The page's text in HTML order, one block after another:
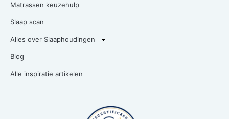
Matrassen keuzehulp
Slaap scan
Alles over Slaaphoudingen
Blog
Alle inspiratie artikelen